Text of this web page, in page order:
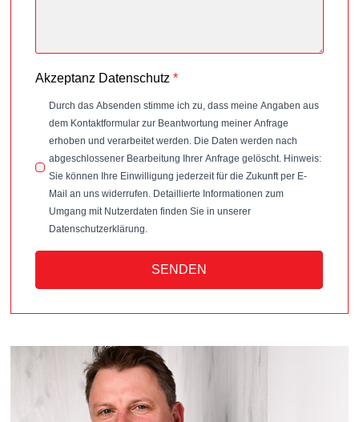
Akzeptanz Datenschutz *
Durch das Absenden stimme ich zu, dass meine Angaben aus
dem Kontaktformular zur Beantwortung meiner Anfrage
erhoben und verarbeitet werden. Die Daten werden nach
abgeschlossener Bearbeitung Ihrer Anfrage gelöscht. Hinweis:
Sie können Ihre Einwilligung jederzeit für die Zukunft per E-
Mail an uns widerrufen. Detaillierte Informationen zum
Umgang mit Nutzerdaten finden Sie in unserer
Datenschutzerklärung.
SENDEN